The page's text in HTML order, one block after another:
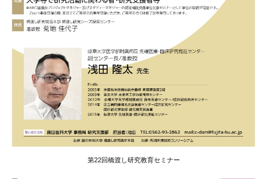
第22回橋渡し研究教育セミナー